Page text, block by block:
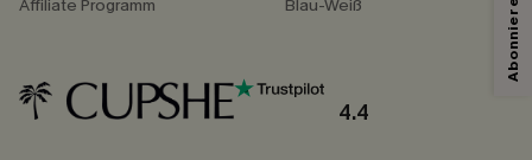
Affiliate Programm
Blau-Weiß
4.4